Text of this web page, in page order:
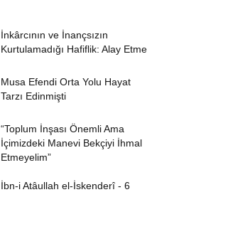
İnkârcının ve İnançsızın
Kurtulamadığı Hafiflik: Alay Etme
Musa Efendi Orta Yolu Hayat
Tarzı Edinmişti
“Toplum İnşası Önemli Ama
İçimizdeki Manevi Bekçiyi İhmal
Etmeyelim”
İbn-i Atâullah el-İskenderî - 6